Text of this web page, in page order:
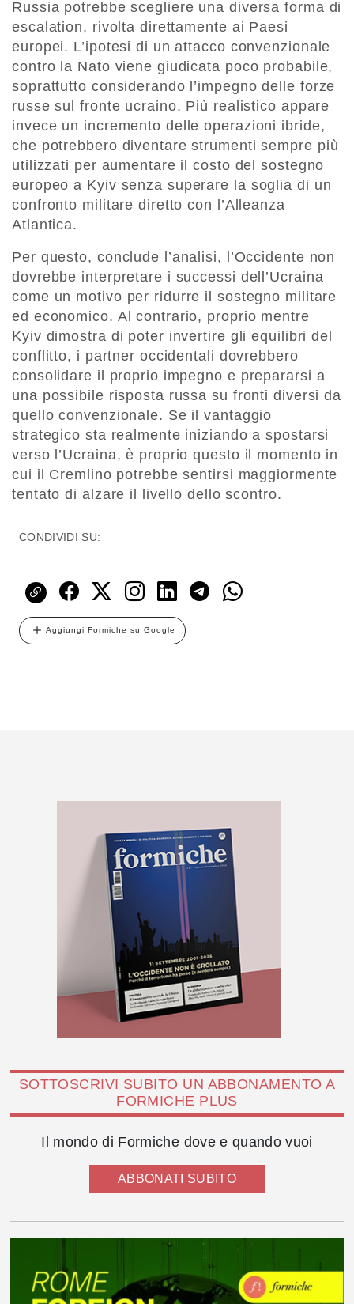
Russia potrebbe scegliere una diversa forma di
escalation, rivolta direttamente ai Paesi
europei. L’ipotesi di un attacco convenzionale
contro la Nato viene giudicata poco probabile,
soprattutto considerando l’impegno delle forze
russe sul fronte ucraino. Più realistico appare
invece un incremento delle operazioni ibride,
che potrebbero diventare strumenti sempre più
utilizzati per aumentare il costo del sostegno
europeo a Kyiv senza superare la soglia di un
confronto militare diretto con l’Alleanza
Atlantica.
Per questo, conclude l’analisi, l’Occidente non
dovrebbe interpretare i successi dell’Ucraina
come un motivo per ridurre il sostegno militare
ed economico. Al contrario, proprio mentre
Kyiv dimostra di poter invertire gli equilibri del
conflitto, i partner occidentali dovrebbero
consolidare il proprio impegno e prepararsi a
una possibile risposta russa su fronti diversi da
quello convenzionale. Se il vantaggio
strategico sta realmente iniziando a spostarsi
verso l’Ucraina, è proprio questo il momento in
cui il Cremlino potrebbe sentirsi maggiormente
tentato di alzare il livello dello scontro.
CONDIVIDI SU:
Aggiungi Formiche su Google
SOTTOSCRIVI SUBITO UN ABBONAMENTO A
FORMICHE PLUS
Il mondo di Formiche dove e quando vuoi
ABBONATI SUBITO